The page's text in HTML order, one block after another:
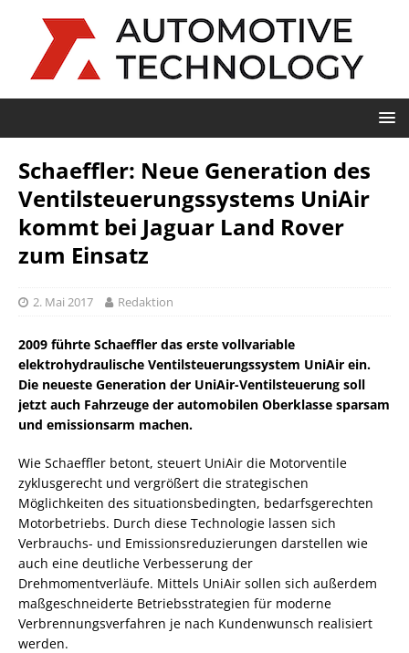
Schaeffler: Neue Generation des
Ventilsteuerungssystems UniAir
kommt bei Jaguar Land Rover
zum Einsatz
2. Mai 2017 Redaktion
2009 führte Schaeffler das erste vollvariable
elektrohydraulische Ventilsteuerungssystem UniAir ein.
Die neueste Generation der UniAir-Ventilsteuerung soll
jetzt auch Fahrzeuge der automobilen Oberklasse sparsam
und emissionsarm machen.
Wie Schaeffler betont, steuert UniAir die Motorventile
zyklusgerecht und vergrößert die strategischen
Möglichkeiten des situationsbedingten, bedarfsgerechten
Motorbetriebs. Durch diese Technologie lassen sich
Verbrauchs- und Emissionsreduzierungen darstellen wie
auch eine deutliche Verbesserung der
Drehmomentverläufe. Mittels UniAir sollen sich außerdem
maßgeschneiderte Betriebsstrategien für moderne
Verbrennungsverfahren je nach Kundenwunsch realisiert
werden.